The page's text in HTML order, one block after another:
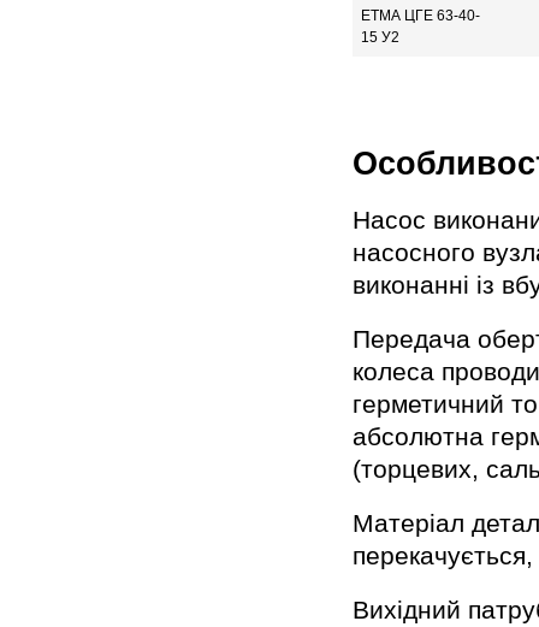
ЕТМА ЦГЕ 63-40-
15 У2
Насос
насосного
виконанні із
Передача
колеса
герметичний
абсолютна
(торцевих,
Матеріал
Вихідний